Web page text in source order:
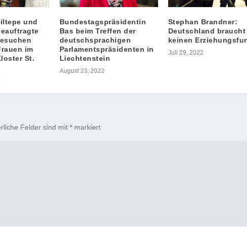
und
im
St.
Bundestagspräsidentin
Bas beim Treffen der
deutschsprachigen
Parlamentspräsidenten in
Liechtenstein
August 23, 2022
Stephan Brandner:
Deutschland braucht
keinen
Juli 29, 2022
Felder sind mit* markiert